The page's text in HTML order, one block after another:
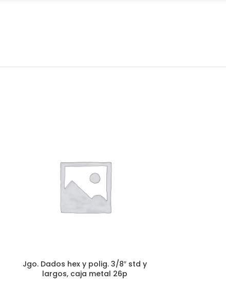
Jgo. Dados hex y polig. 3/8″ std y
largos, caja metal 26p